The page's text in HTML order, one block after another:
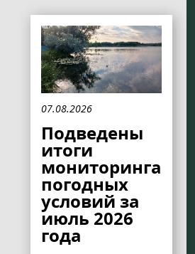
07.08.2026
Подведены
итоги
мониторинга
погодных
условий за
июль 2026
года